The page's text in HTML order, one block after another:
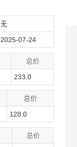
无
2025-07-24
总价
233.0
总价
128.0
总价